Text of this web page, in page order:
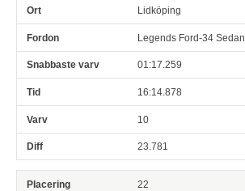
Lidköping
Legends Ford-34 Sedan
01:17.259
16:14.878
10
23.781
22